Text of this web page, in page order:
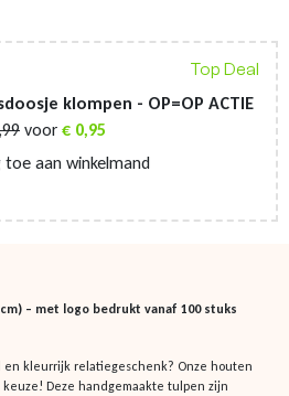
Top Deal
klompen - OP=OP ACTIE
voor € 0,95
toe aan winkelmand
– met logo bedrukt vanaf 100 stuks
en kleurrijk relatiegeschenk? Onze houten
Deze handgemaakte tulpen zijn